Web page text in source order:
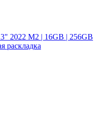
2022 M2 | 16GB | 256GB
раскладка